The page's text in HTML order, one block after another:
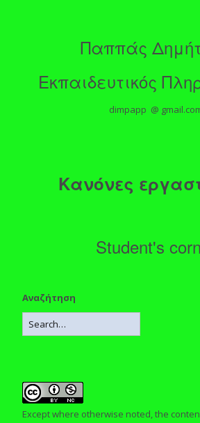
Παππάς
Εκπαιδευτικός
dimpapp @
Κανόνες
Student's
Αναζήτηση
Except where otherwise noted, the